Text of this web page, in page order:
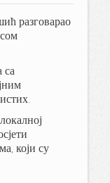
разговарао
са
који су